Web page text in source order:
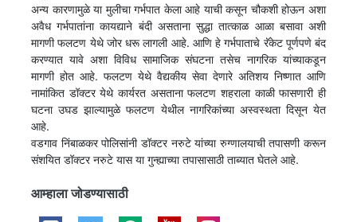
अन्य कारणामुळे या मुलीचा गर्भपात केला आहे याची कसून चौकशी होऊन अशा
अवैध गर्भपातांना कायद्याने बंदी असताना सुद्धा तात्काळ आळा बसावा अशी
मागणी फलटण येथे जोर धरू लागली आहे. आणि हे गर्भपाताचे रॅकेट पूर्णपणे बंद
करण्यात यावे अशा विविध सामाजिक संघटना तसेच नागरिक यांच्याकडून
मागणी होत आहे. फलटण येथे वैद्यकीय सेवा देणारे अतिशय निष्णात आणि
नामांकित डॉक्टर येथे कार्यरत असताना फलटण शहराला काळी फासणारी ही
घटना उघड झाल्यामुळे फलटण येथील नागरिकांच्या अस्वस्थता दिसून येत
आहे.
वडगाव निंबाळकर पोलिसांनी डॉक्टर नरुटे यांच्या रुग्णालयाची तपासणी करून
संशयित डॉक्टर नरुटे यास या गुन्ह्याच्या तपासासाठी ताब्यात घेतले आहे.
आम्हाला जोडण्यासाठी